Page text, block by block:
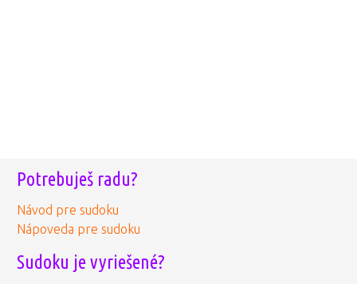
Potrebuješ radu?
Návod pre sudoku
Nápoveda pre sudoku
Sudoku je vyriešené?